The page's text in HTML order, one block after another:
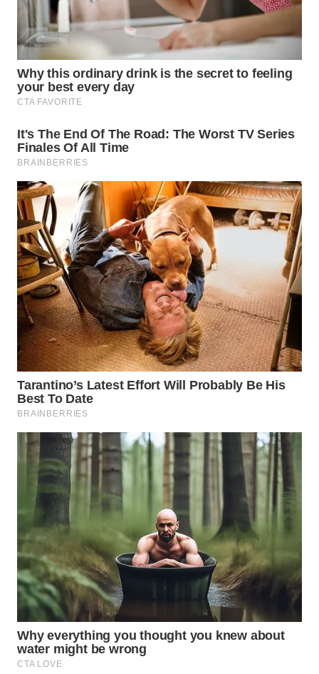
SERDANG
WN
TEBING
TINGGI
WN
WN
WN
BEKASI
WN
BOGOR
WN
DEPOK
WN
TAPANULI
UTARA
SAMOSIR
WN
PADANG
LAWAS
WN
SUMEDANG
WN
CIANJUR
WN